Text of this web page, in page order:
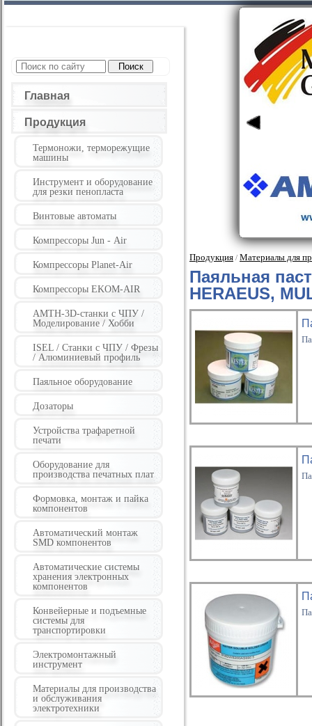
Главная
Продукция
Термоножи, терморежущие
машины
Инструмент и оборудование
для резки пенопласта
Винтовые автоматы
Компрессоры Jun - Air
Компрессоры Planet-Air
Компрессоры EKOM-AIR
AMTH-3D-станки с ЧПУ /
Моделирование / Хобби
ISEL / Станки с ЧПУ / Фрезы
/ Алюминиевый профиль
Паяльное оборудование
Дозаторы
Устройства трафаретной
печати
Оборудование для
производства печатных плат
Формовка, монтаж и пайка
компонентов
Автоматический монтаж
SMD компонентов
Автоматические системы
хранения электронных
компонентов
Конвейерные и подъемные
системы для
транспортировки
Электромонтажный
инструмент
Материалы для производства
и обслуживания
электротехники
Продукция / Материалы для
Паяльная
HERAEUS,